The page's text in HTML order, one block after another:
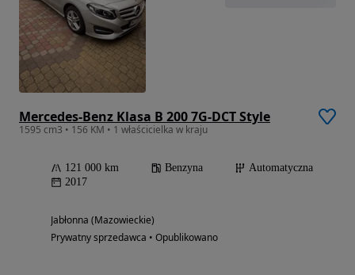
Mercedes-Benz Klasa B 200 7G-DCT Style
1595 cm3 • 156 KM • 1 właścicielka w kraju
121 000 km Benzyna
Automatyczna
2017
Jabłonna (Mazowieckie)
Prywatny sprzedawca • Opublikowano